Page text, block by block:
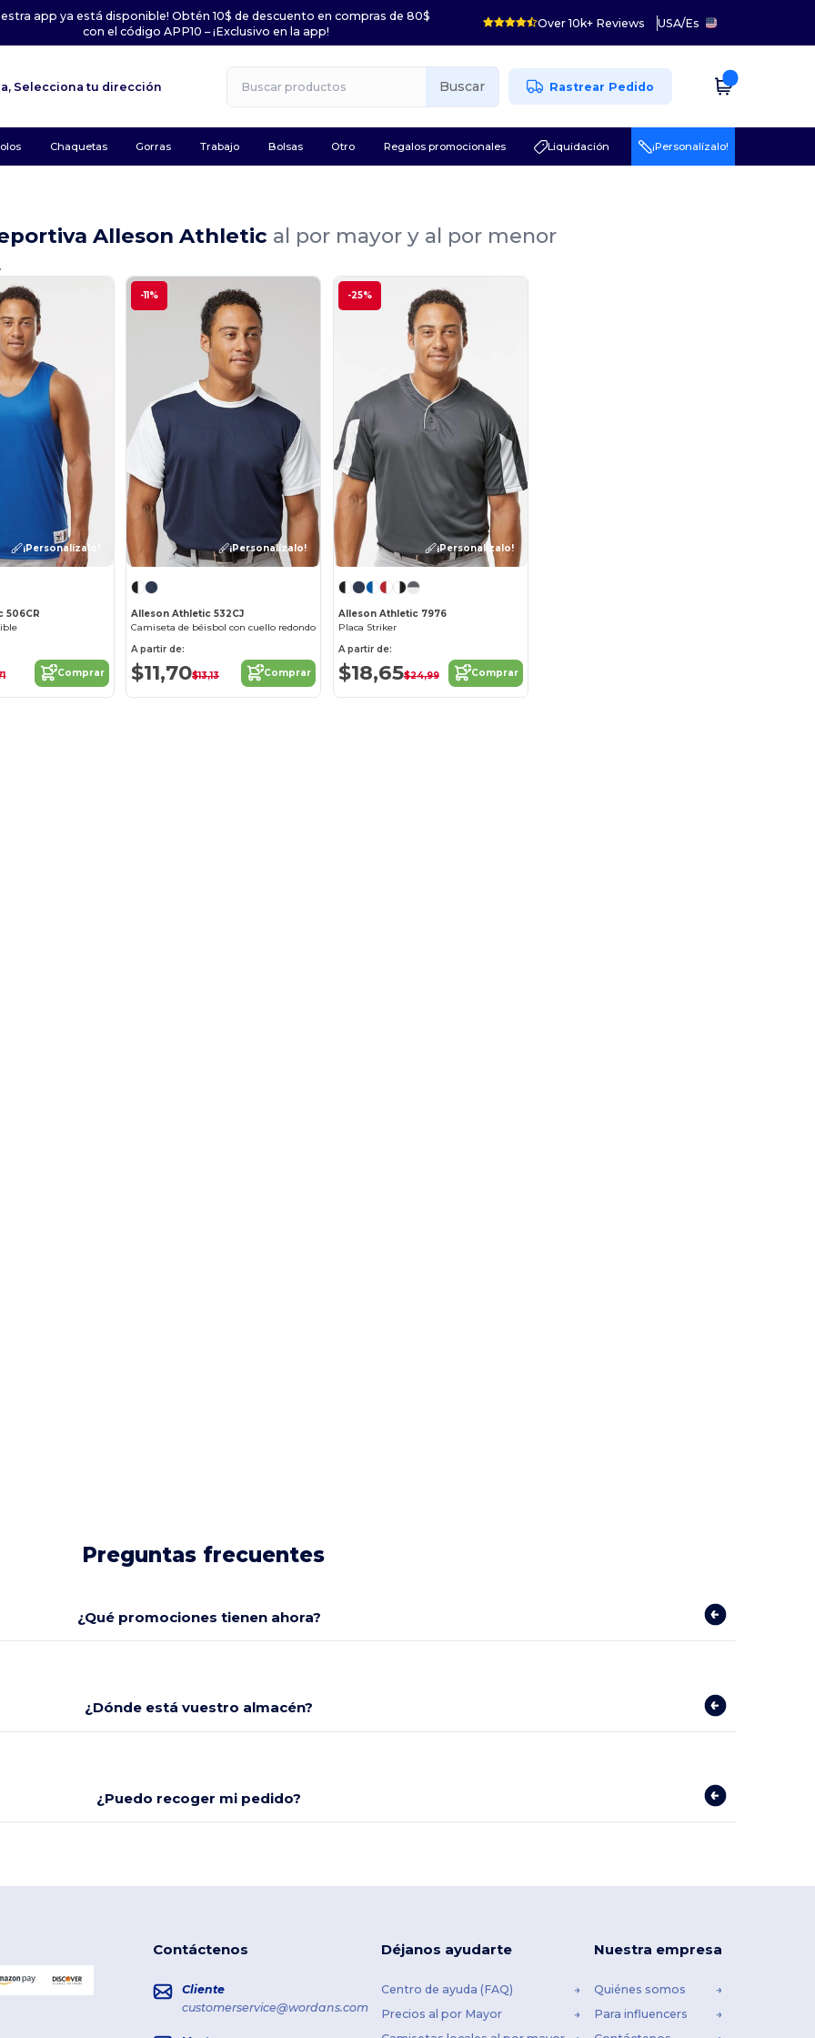
app ya está disponible! Obtén 10$ de descuento en compras de 80$
con el código APP10 – ¡Exclusivo en la app!
Over 10k+ Reviews USA/Es
Selecciona tu dirección Buscar Rastrear Pedido
Chaquetas Gorras Trabajo Bolsas Otro Regalos promocionales Liquidación ¡Personalízalo!
Alleson Athletic al por mayor y al por menor
¡Personalízalo!
506CR
Comprar
-11%
¡Personalízalo!
Alleson Athletic 532CJ
Camiseta de béisbol con cuello redondo
A partir de:
$11,70$13,13 Comprar
-25%
¡Personalízalo!
Alleson Athletic 7976
Placa Striker
A partir de:
$18,65$24,99 Comprar
Preguntas frecuentes
¿Qué promociones tienen ahora?
¿Dónde está vuestro almacén?
¿Puedo recoger mi pedido?
Contáctenos
Cliente
customerservice@wordans.com
Déjanos ayudarte
Centro de ayuda (FAQ)
Precios al por Mayor
Nuestra empresa
Quiénes somos
Para influencers